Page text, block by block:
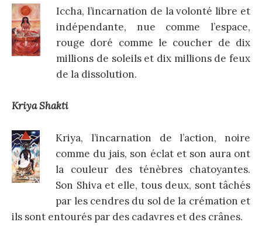
Iccha, l’incarnation de la volonté libre et
indépendante, nue comme l’espace,
rouge doré comme le coucher de dix
millions de soleils et dix millions de feux
de la dissolution.
Kriya Shakti
Kriya, l’incarnation de l’action, noire
comme du jais, son éclat et son aura ont
la couleur des ténèbres chatoyantes.
Son Shiva et elle, tous deux, sont tâchés
par les cendres du sol de la crémation et
ils sont entourés par des cadavres et des crânes.